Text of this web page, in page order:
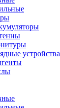
устройства